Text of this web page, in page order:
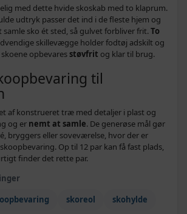
med dette hvide skoskab med to klaprum.
udtryk passer det ind i de fleste hjem og
sko ét sted, så gulvet forbliver frit.To
skillevægge holder fodtøj adskilt og
opbevaresstøvfrit og klar til brug.
til
af konstrueret træ med detaljer i plast og
og er nemt at samle. De generøse mål gør
bryggers eller soveværelse, hvor der er
Op til 12 par kan få fast plads,
finder det rette par.
skoreol
skohylde
- 63 x 24 x 147 cm - 1 stk
1.192,-
1.159,-
eg - 63 x 24 x 147 cm - 1 stk
1.244,-
1.219,-
x 24 x 81 cm - 1 stk
- 63 x 24 x 81 cm - 1 stk
- 63 x 24 x 103 cm - 1 stk
1.406,-
829,-
- 63 x 24 x 103 cm - 1 stk
x 24 x 103 cm - 1 stk 939,-